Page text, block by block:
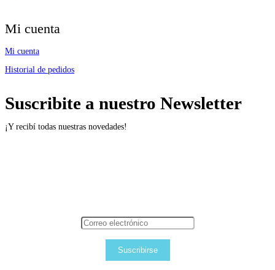
Mi cuenta
Mi cuenta
Historial de pedidos
Suscribite a nuestro Newsletter
¡Y recibí todas nuestras novedades!
Suscribirse